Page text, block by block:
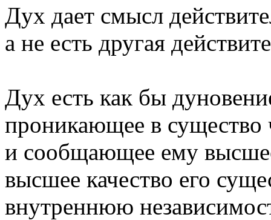
Дух дает смысл
а не есть другая
Дух есть как бы
проникающее в существо
и сообщающее ему
высшее качество его
внутреннюю